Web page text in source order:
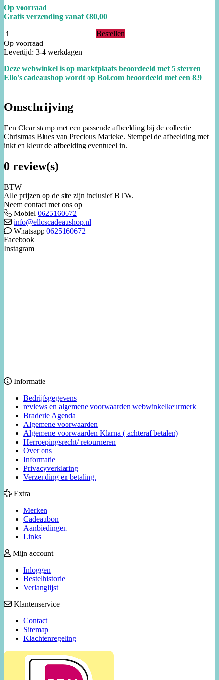
Op voorraad
Gratis verzending vanaf €80,00
Bestellen
Op voorraad
Levertijd: 3-4 werkdagen
Deze webwinkel is op marktplaats beoordeeld met 5 sterren
Ello's cadeaushop wordt op Bol.com beoordeeld met een 8.9
Omschrijving
Een Clear stamp met een passende afbeelding bij de collectie
Christmas Blues van Precious Marieke. Stempel de afbeelding met
inkt en kleur de afbeelding eventueel in.
0 review(s)
BTW
Alle prijzen op de site zijn inclusief BTW.
Neem contact met ons op
Mobiel 0625160672
info@elloscadeaushop.nl
Whatsapp 0625160672
Facebook
Instagram
Informatie
Bedrijfsgegevens
reviews en algemene voorwaarden webwinkelkeurmerk
Braderie Agenda
Algemene voorwaarden
Algemene voorwaarden Klarna ( achteraf betalen)
Herroepingsrecht/ retourneren
Over ons
Informatie
Privacyverklaring
Verzending en betaling.
Extra
Merken
Cadeaubon
Aanbiedingen
Links
Mijn account
Inloggen
Bestelhistorie
Verlanglijst
Klantenservice
Contact
Sitemap
Klachtenregeling